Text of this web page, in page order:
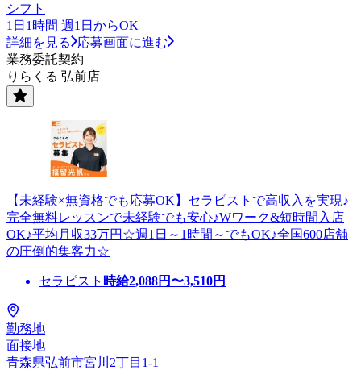
シフト
1日1時間 週1日からOK
詳細を見る
応募画面に進む
業務委託契約
りらくる 弘前店
【未経験×無資格でも応募OK】セラピストで高収入を実現♪
完全無料レッスンで未経験でも安心♪Wワーク&短時間入店
OK♪平均月収33万円☆週1日～1時間～でもOK♪全国600店舗
の圧倒的集客力☆
セラピスト 時給2,088円〜3,510円
勤務地
面接地
青森県弘前市宮川2丁目1-1